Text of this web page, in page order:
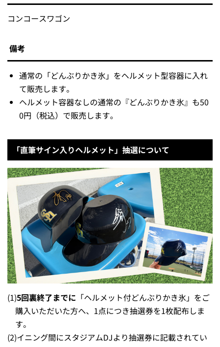
コンコースワゴン
備考
通常の「どんぶりかき氷」をヘルメット型容器に入れ
て販売します。
ヘルメット容器なしの通常の『どんぶりかき氷』も50
0円（税込）で販売します。
「直筆サイン入りヘルメット」抽選について
(1)5回裏終了までに 「ヘルメット付どんぶりかき氷」をご
購入いただいた方へ、1点につき抽選券を1枚配布しま
す。
(2)イニング間にスタジアムDJより抽選券に記載されてい